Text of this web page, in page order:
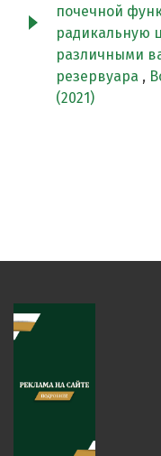
почечной
радикальную
различными
резервуара ,
(2021)